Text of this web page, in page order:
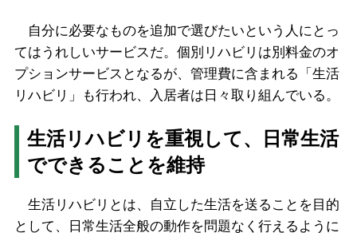
自分に必要なものを追加で選びたいという人にとっ
てはうれしいサービスだ。個別リハビリは別料金のオ
プションサービスとなるが、管理費に含まれる「生活
リハビリ」も行われ、入居者は日々取り組んでいる。
生活リハビリを重視して、日常生活
でできることを維持
生活リハビリとは、自立した生活を送ることを目的
として、日常生活全般の動作を問題なく行えるように